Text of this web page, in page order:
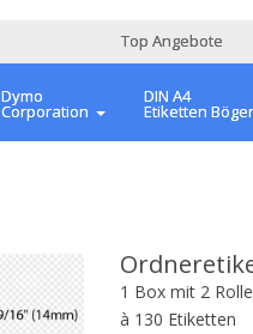
Top Angebote
Dymo
Corporation
DIN A4
Etiketten
1 Box mit 2
à 130 Etiketten